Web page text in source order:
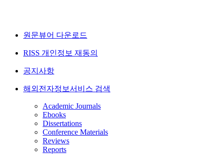
원문뷰어 다운로드
RISS 개인정보 재동의
공지사항
해외전자정보서비스 검색
Academic Journals
Ebooks
Dissertations
Conference Materials
Reviews
Reports